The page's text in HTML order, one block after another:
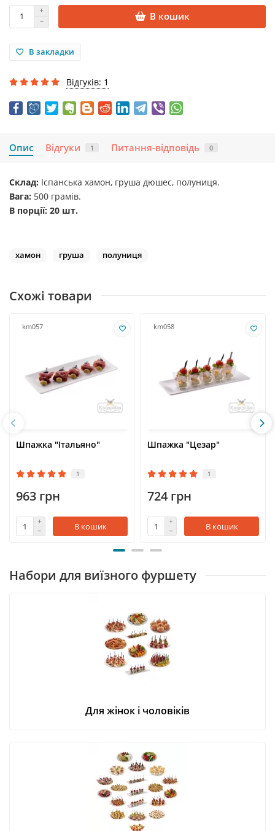
В кошик
В закладки
Відгуків: 1
Опис Відгуки 1 Питання-відповідь 0
Склад: Іспанська хамон, груша дюшес, полуниця.
Вага: 500 грамів.
В порції: 20 шт.
хамон груша полуниця
Схожі товари
km057
Шпажка "Італьяно"
1
963 грн
В кошик
km058
Шпажка "Цезар"
1
724 грн
В кошик
Набори для виїзного фуршету
Для жінок і чоловіків